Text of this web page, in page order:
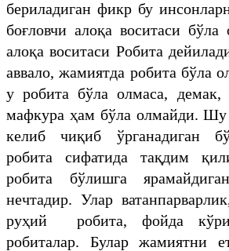
бериладиган фикр бу
боғловчи алоқа воситаси
алоқа воситаси Робита
аввало, жамиятда робита бўла
у робита бўла олмаса,
мафкура ҳам бўла олмайди. Шу
келиб чиқиб ўрганадиган
робита сифатида тақдим
робита бўлишга
нечтадир. Улар
руҳий робита, фойда
робиталар. Булар жамиятни